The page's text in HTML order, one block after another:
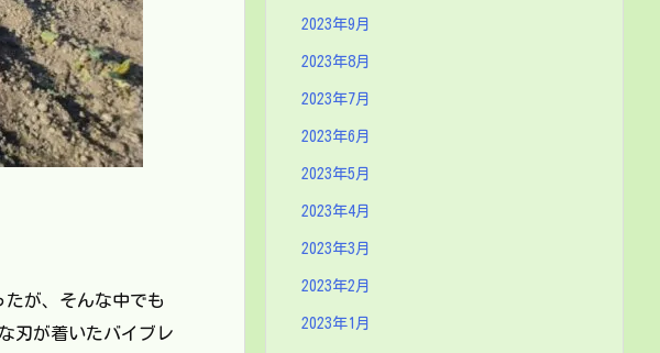
が、そんな中でも
刃が着いたバイブレ
2023年9月
2023年8月
2023年7月
2023年6月
2023年5月
2023年4月
2023年3月
2023年2月
2023年1月